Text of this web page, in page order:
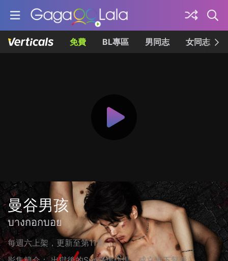
免費 BL專區 男同志 女同志
曼谷男孩
บางกอกบอย
每週六上架，更新至第11集